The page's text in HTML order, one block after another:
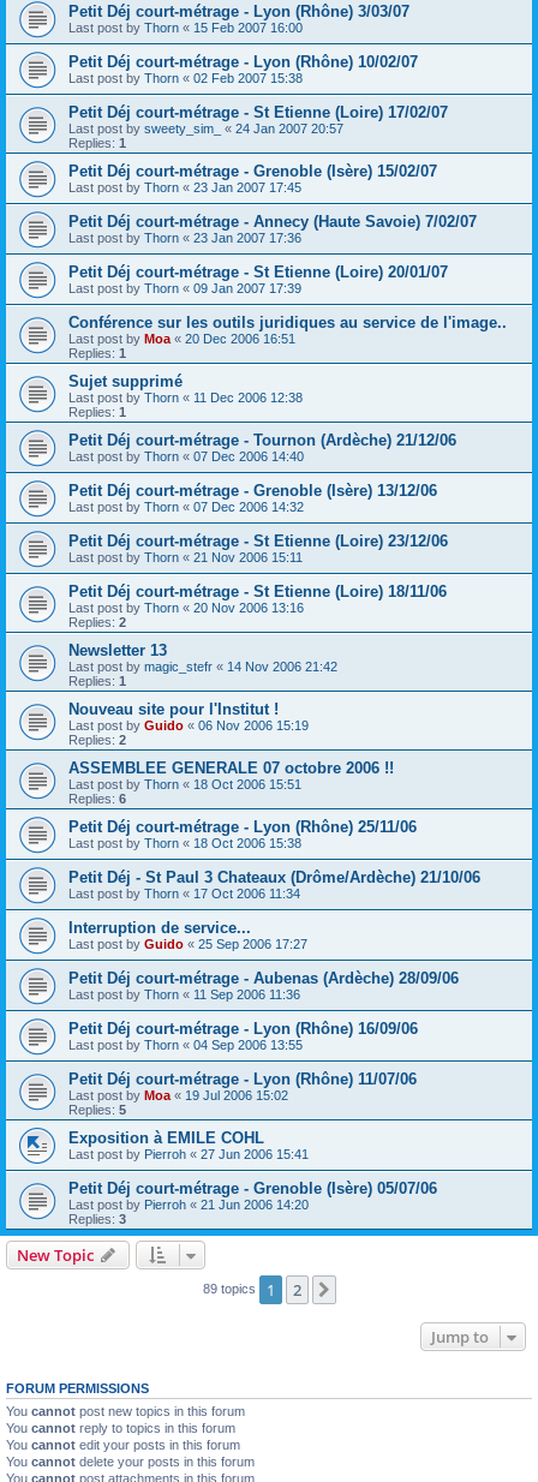
Petit Déj court-métrage - Lyon (Rhône) 3/03/07
Last post by Thorn « 15 Feb 2007 16:00
Petit Déj court-métrage - Lyon (Rhône) 10/02/07
Last post by Thorn « 02 Feb 2007 15:38
Petit Déj court-métrage - St Etienne (Loire) 17/02/07
Last post by sweety_sim_ « 24 Jan 2007 20:57
Replies: 1
Petit Déj court-métrage - Grenoble (Isère) 15/02/07
Last post by Thorn « 23 Jan 2007 17:45
Petit Déj court-métrage - Annecy (Haute Savoie) 7/02/07
Last post by Thorn « 23 Jan 2007 17:36
Petit Déj court-métrage - St Etienne (Loire) 20/01/07
Last post by Thorn « 09 Jan 2007 17:39
Conférence sur les outils juridiques au service de l'image..
Last post by Moa « 20 Dec 2006 16:51
Replies: 1
Sujet supprimé
Last post by Thorn « 11 Dec 2006 12:38
Replies: 1
Petit Déj court-métrage - Tournon (Ardèche) 21/12/06
Last post by Thorn « 07 Dec 2006 14:40
Petit Déj court-métrage - Grenoble (Isère) 13/12/06
Last post by Thorn « 07 Dec 2006 14:32
Petit Déj court-métrage - St Etienne (Loire) 23/12/06
Last post by Thorn « 21 Nov 2006 15:11
Petit Déj court-métrage - St Etienne (Loire) 18/11/06
Last post by Thorn « 20 Nov 2006 13:16
Replies: 2
Newsletter 13
Last post by magic_stefr « 14 Nov 2006 21:42
Replies: 1
Nouveau site pour l'Institut !
Last post by Guido « 06 Nov 2006 15:19
Replies: 2
ASSEMBLEE GENERALE 07 octobre 2006 !!
Last post by Thorn « 18 Oct 2006 15:51
Replies: 6
Petit Déj court-métrage - Lyon (Rhône) 25/11/06
Last post by Thorn « 18 Oct 2006 15:38
Petit Déj - St Paul 3 Chateaux (Drôme/Ardèche) 21/10/06
Last post by Thorn « 17 Oct 2006 11:34
Interruption de service...
Last post by Guido « 25 Sep 2006 17:27
Petit Déj court-métrage - Aubenas (Ardèche) 28/09/06
Last post by Thorn « 11 Sep 2006 11:36
Petit Déj court-métrage - Lyon (Rhône) 16/09/06
Last post by Thorn « 04 Sep 2006 13:55
Petit Déj court-métrage - Lyon (Rhône) 11/07/06
Last post by Moa « 19 Jul 2006 15:02
Replies: 5
Exposition à EMILE COHL
Last post by Pierroh « 27 Jun 2006 15:41
Petit Déj court-métrage - Grenoble (Isère) 05/07/06
Last post by Pierroh « 21 Jun 2006 14:20
Replies: 3
New Topic
89 topics 1 2
Jump to
FORUM PERMISSIONS
You cannot post new topics in this forum
You cannot reply to topics in this forum
You cannot edit your posts in this forum
You cannot delete your posts in this forum
You cannot post attachments in this forum